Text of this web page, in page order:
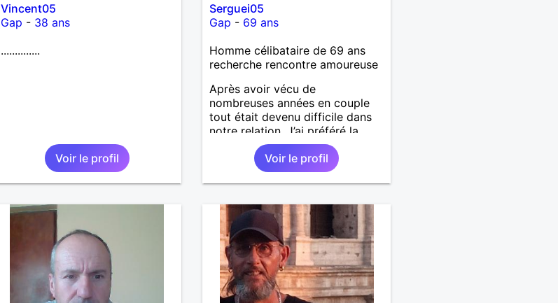
Vincent05
Gap - 38 ans
..............
Voir le profil
Serguei05
Gap - 69 ans
Homme célibataire de 69 ans
recherche rencontre amoureuse
Après avoir vécu de
nombreuses années en couple
tout était devenu difficile dans
notre relation. J’ai préféré la
quitter. Aujourd’hui la solitude
devient de plus en plus difficile
à vivre… j’aimerai trouver une
compagne digne de ce mot,
de partager tellement de
pensées, de sentiments, de
choses simples, sans me
prendre la tête …
Voir le profil